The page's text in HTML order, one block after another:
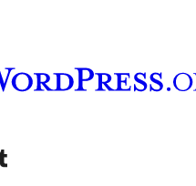
vårt Tumblr-konto